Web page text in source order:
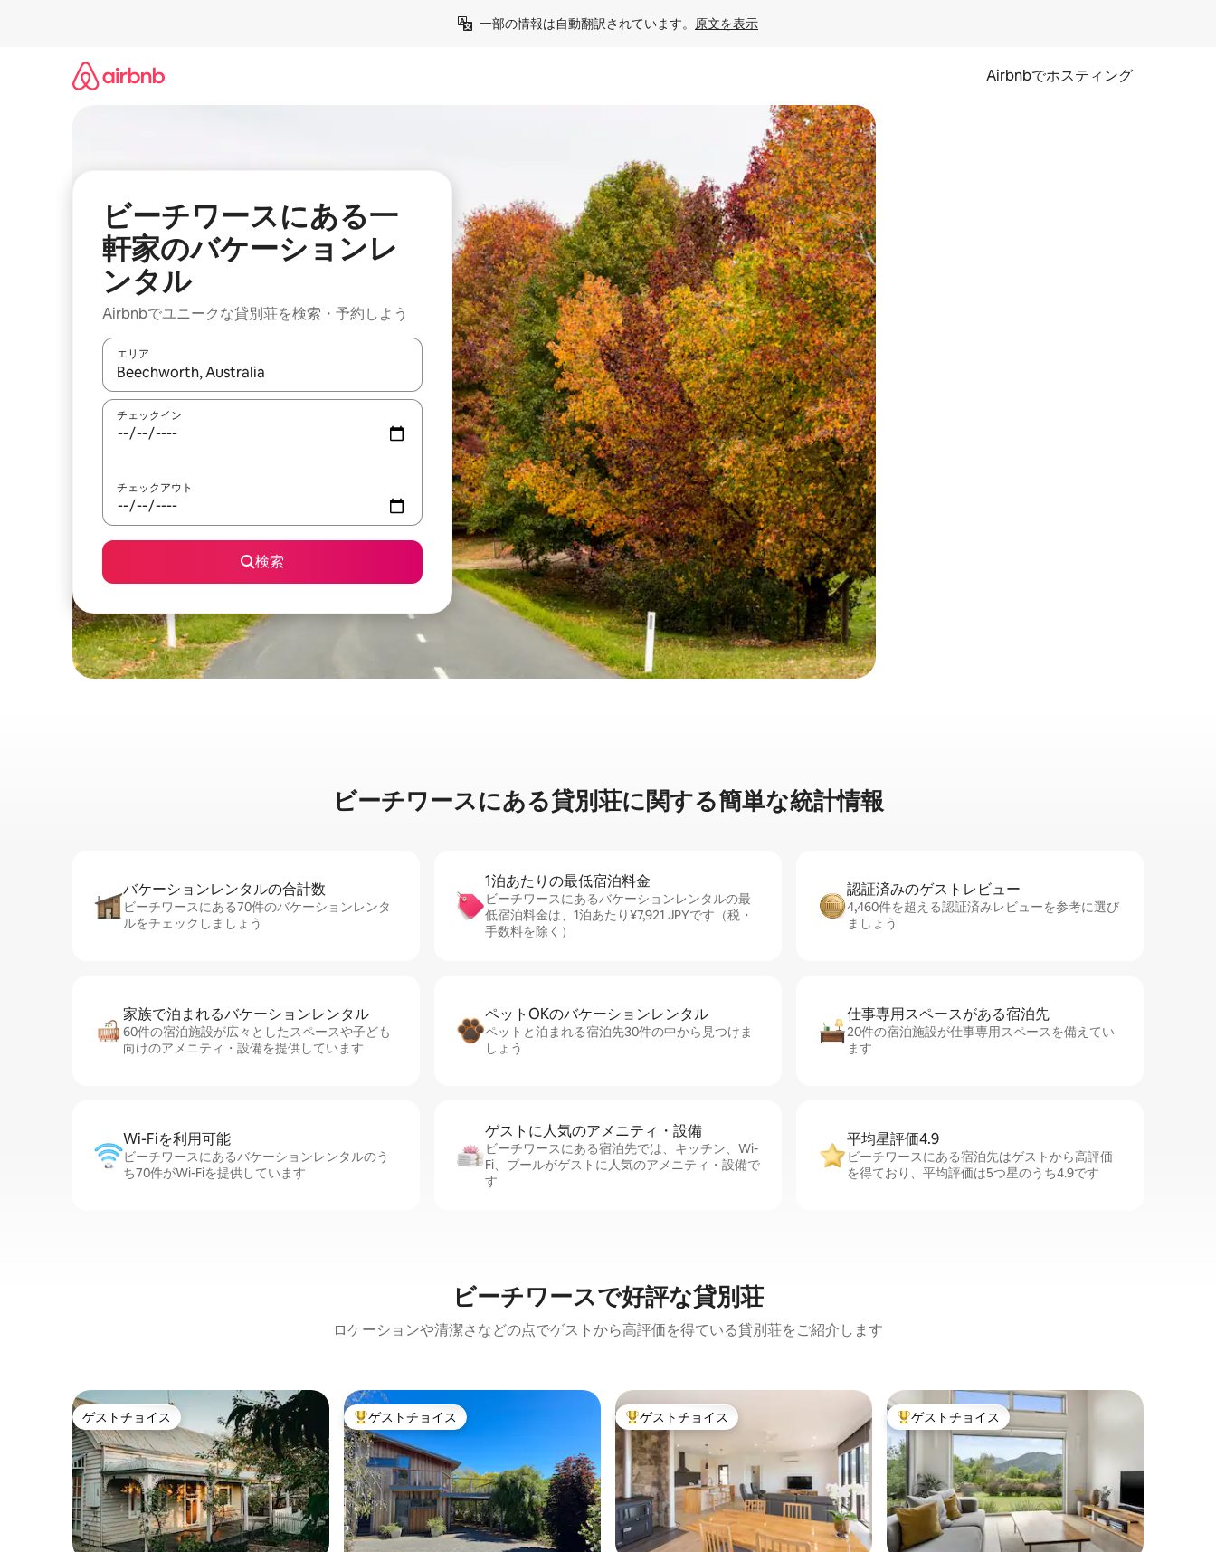
一部の情報は自動翻訳されています。 原文を表示
Airbnbでホスティング
ビーチワースにある一
軒家のバケーションレ
ンタル
Airbnbでユニークな貸別荘を検索・予約しよう
エリア
検索結果が表示されたら、上下の矢印キーを使って移動するか、画面をタッチまたはスワイプして検索結果を確認することができます。
チェックイン
チェックアウト
検索
ビーチワースに⁠あ⁠る貸⁠別⁠荘⁠に関⁠す⁠る簡⁠単⁠な統⁠計⁠情⁠報
バケーションレ⁠ン⁠タ⁠ル⁠の合⁠計⁠数
ビーチワースにある70件のバケーションレンタ
ルをチェックしましょう
1泊あたりの最⁠低⁠宿⁠泊⁠料⁠金
ビーチワースにあるバケーションレンタルの最
低宿泊料金は、1泊あたり¥7,921 JPYです（税・
手数料を除く）
認証済みのゲ⁠ス⁠ト⁠レ⁠ビ⁠ュ⁠ー
4,460件を超える認証済みレビューを参考に選び
ましょう
家族で泊まれるバ⁠ケ⁠ー⁠シ⁠ョ⁠ンレ⁠ン⁠タ⁠ル
60件の宿泊施設が広々としたスペースや子ども
向けのアメニティ・設備を提供しています
ペットOKのバ⁠ケ⁠ー⁠シ⁠ョ⁠ンレ⁠ン⁠タ⁠ル
ペットと泊まれる宿泊先30件の中から見つけま
しょう
仕事専用ス⁠ペ⁠ー⁠スがあ⁠る宿⁠泊⁠先
20件の宿泊施設が仕事専用スペースを備えてい
ます
Wi-Fiを利⁠用⁠可⁠能
ビーチワースにあるバケーションレンタルのう
ち70件がWi-Fiを提供しています
ゲストに人⁠気⁠のア⁠メ⁠ニ⁠テ⁠ィ・設⁠備
ビーチワースにある宿泊先では、キッチン、Wi-
Fi、プールがゲストに人気のアメニティ・設備で
す
平均星評価4.9
ビーチワースにある宿泊先はゲストから高評価
を得ており、平均評価は5つ星のうち4.9です
ビーチワースで好評な貸別荘
ロケーションや清潔さなどの点でゲストから高評価を得ている貸別荘をご紹介します
ゲストチョイス
ゲストチョイス 大好評のゲストチョイスです。
ゲストチョイス 大好評のゲストチョイスです。
ゲストチョイス 大好評のゲストチョイスです。
ゲストチョイス